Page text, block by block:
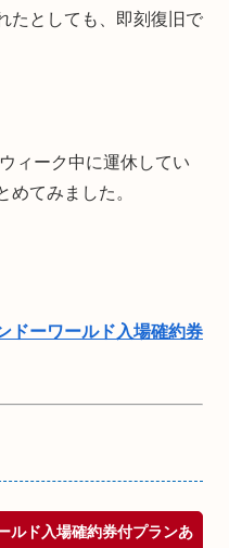
たとしても、即刻復旧で
ィーク中に運休してい
めてみました。
ドーワールド入場確約券
ルド入場確約券付プランあ